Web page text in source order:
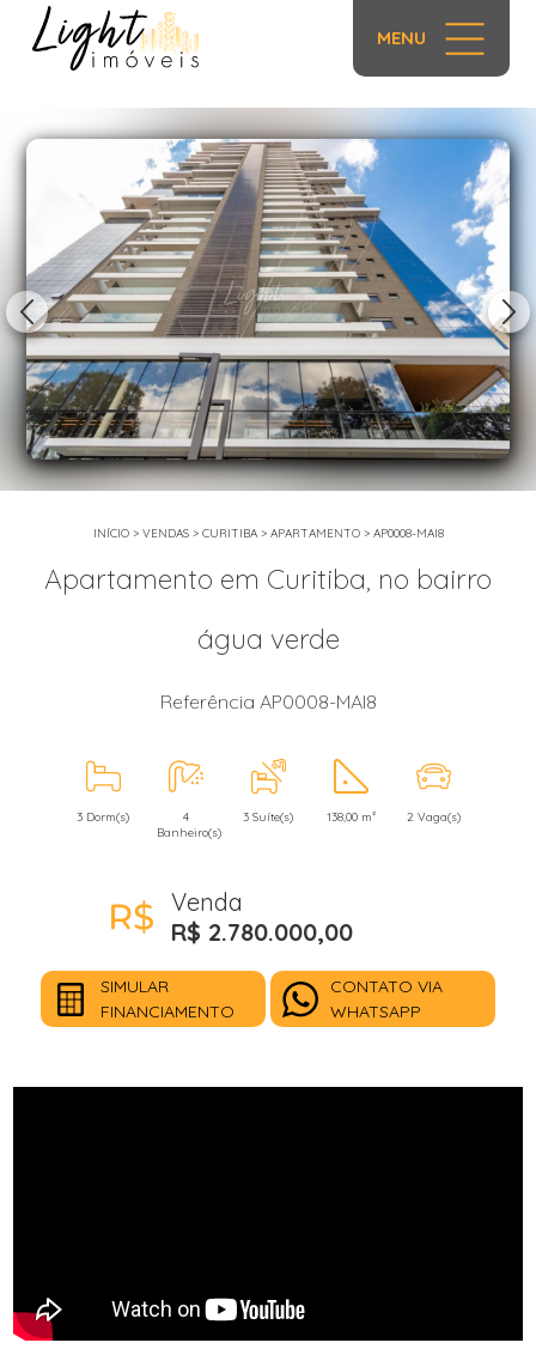
MENU
INÍCIO> VENDAS> CURITIBA> APARTAMENTO> AP0008-MAI8
Apartamento em Curitiba, no bairro
água verde
Referência AP0008-MAI8
3 Dorm(s)
4
Banheiro(s)
3 Suíte(s) 138,00 m² 2 Vaga(s)
Venda
R$ 2.780.000,00
SIMULAR
FINANCIAMENTO
CONTATO VIA
WHATSAPP